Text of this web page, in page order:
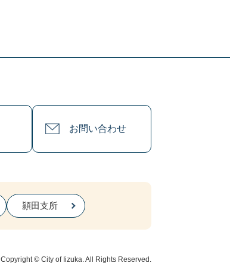
お問い合わせ
頴田支所
Copyright © City of Iizuka. All Rights Reserved.